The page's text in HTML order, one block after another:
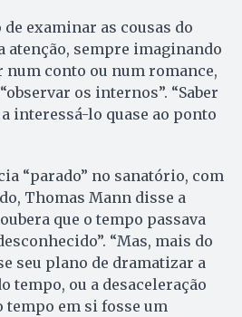
examinar as cousas do
atenção, sempre imaginando
conto ou num romance,
os internos”. “Saber
interessá-lo quase ao ponto
“parado” no sanatório, com
Thomas Mann disse a
que o tempo passava
“Mas, mais do
seu plano de dramatizar a
tempo, ou a desaceleração
tempo em si fosse um